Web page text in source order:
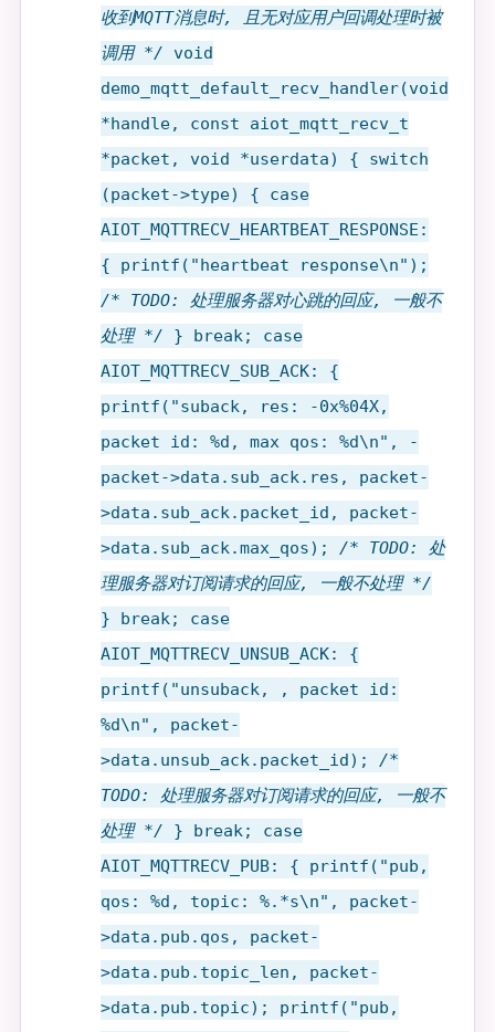
收到MQTT消息时, 且无对应用户回调处理时被
调用 */ void
demo_mqtt_default_recv_handler(void
*handle, const aiot_mqtt_recv_t
*packet, void *userdata) { switch
(packet->type) { case
AIOT_MQTTRECV_HEARTBEAT_RESPONSE:
{ printf("heartbeat response\n");
/* TODO: 处理服务器对心跳的回应, 一般不
处理 */ } break; case
AIOT_MQTTRECV_SUB_ACK: {
printf("suback, res: -0x%04X,
packet id: %d, max qos: %d\n", -
packet->data.sub_ack.res, packet-
>data.sub_ack.packet_id, packet-
>data.sub_ack.max_qos); /* TODO: 处
理服务器对订阅请求的回应, 一般不处理 */
} break; case
AIOT_MQTTRECV_UNSUB_ACK: {
printf("unsuback, , packet id:
%d\n", packet-
>data.unsub_ack.packet_id); /*
TODO: 处理服务器对订阅请求的回应, 一般不
处理 */ } break; case
AIOT_MQTTRECV_PUB: { printf("pub,
qos: %d, topic: %.*s\n", packet-
>data.pub.qos, packet-
>data.pub.topic_len, packet-
>data.pub.topic); printf("pub,